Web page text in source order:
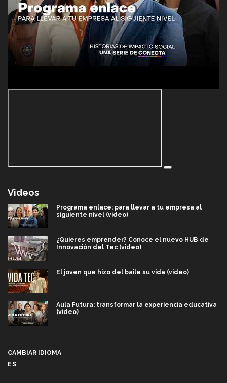
Videos
Programa enlace: para llevar a tu empresa al
siguiente nivel (video)
¿Quieres emprender? Conoce el nuevo HUB de
Innovación del Tec (video)
El joven que hizo del baile su vida (video)
Aula Futura: transformar la experiencia educativa
(video)
CAMBIAR IDIOMA
ES